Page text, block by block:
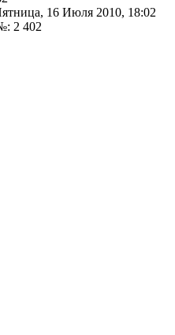
16 Июля 2010, 18:02
2 402